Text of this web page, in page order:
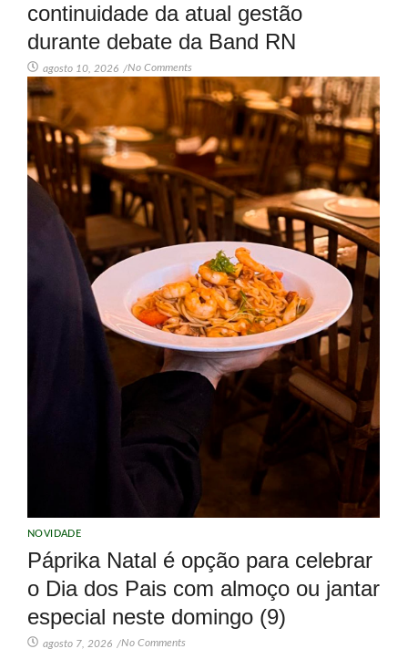
continuidade da atual gestão
durante debate da Band RN
agosto 10, 2026 /No Comments
NOVIDADE
Páprika Natal é opção para celebrar
o Dia dos Pais com almoço ou jantar
especial neste domingo (9)
agosto 7, 2026 /No Comments